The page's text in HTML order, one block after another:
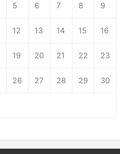
5 6 7 8 9
12 13 14 15 16
19 20 21 22 23
26 27 28 29 30